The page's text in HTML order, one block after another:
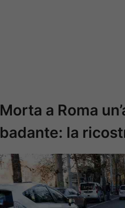
Morta a Roma
badante: la